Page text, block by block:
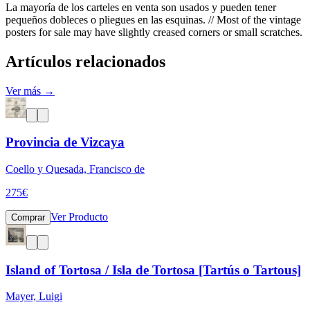
La mayoría de los carteles en venta son usados y pueden tener
pequeños dobleces o pliegues en las esquinas. // Most of the vintage
posters for sale may have slightly creased corners or small scratches.
Artículos relacionados
Ver más →
Provincia de Vizcaya
Coello y Quesada, Francisco de
275€
Comprar Ver Producto
Island of Tortosa / Isla de Tortosa [Tartús o Tartous]
Mayer, Luigi